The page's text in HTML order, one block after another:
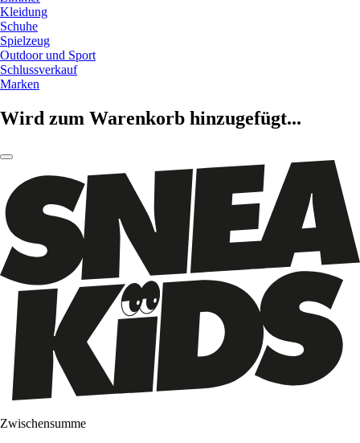
Kleidung
Schuhe
Spielzeug
Outdoor und Sport
Schlussverkauf
Marken
Wird zum Warenkorb hinzugefügt...
Zwischensumme